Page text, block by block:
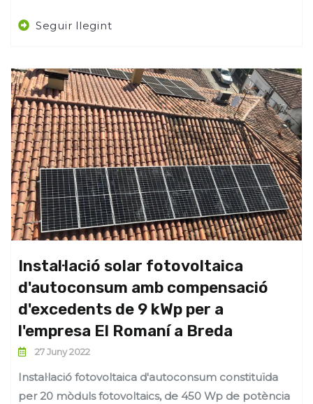
Seguir llegint
Instal·lació solar fotovoltaica
d'autoconsum amb compensació
d'excedents de 9 kWp per a
l'empresa El Romaní a Breda
27 Juny 2022
Instal·lació fotovoltaica d'autoconsum constituïda
per 20 mòduls fotovoltaics, de 450 Wp de potència